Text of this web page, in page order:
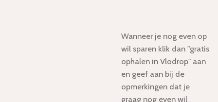
Wanneer je nog even op
wil sparen klik dan "gratis
ophalen in Vlodrop" aan
en geef aan bij de
opmerkingen dat je
graag nog even wil